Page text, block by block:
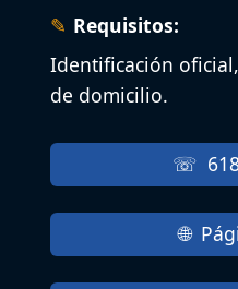
Requisitos:
Identificación
de domicilio.